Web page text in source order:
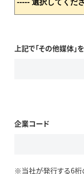
上記で「その他媒体」
企業コード
※当社が発行する6桁